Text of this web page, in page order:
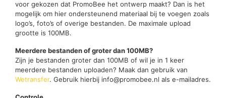
voor gekozen dat PromoBee het ontwerp maakt? Dan is het
mogelijk om hier ondersteunend materiaal bij te voegen zoals
logo’s, foto’s of overige bestanden. De maximale upload
grootte is 100MB.
Meerdere bestanden of groter dan 100MB?
Zijn je bestanden groter dan 100MB of wil je in 1 keer
meerdere bestanden uploaden? Maak dan gebruik van
Wetransfer. Gebruik hierbij info@promobee.nl als e-mailadres.